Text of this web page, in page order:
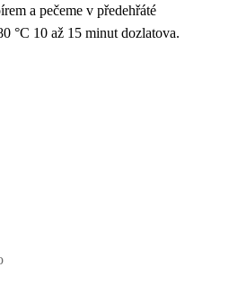
a pečeme v předehřáté
°C 10 až 15 minut dozlatova.